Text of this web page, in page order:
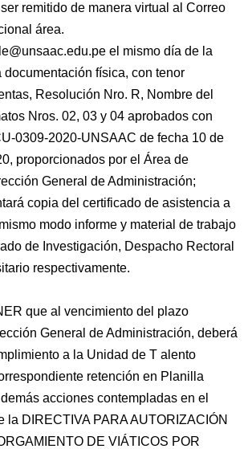
remitido de manera virtual al Correo
área.
el mismo día de la
documentación física, con tenor
Resolución Nro. R, Nombre del
Nros. 02, 03 y 04 aprobados con
0309-2020-UNSAAC de fecha 10 de
proporcionados por el Área de
General de Administración;
copia del certificado de asistencia a
modo informe y material de trabajo
de Investigación, Despacho Rectoral
respectivamente.
que al vencimiento del plazo
General de Administración, deberá
a la Unidad de T alento
retención en Planilla
acciones contempladas en el
la DIRECTIVA PARA AUTORIZACIÓN
DE VIÁTICOS POR